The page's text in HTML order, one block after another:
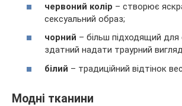
червоний колір – створює
сексуальний образ;
чорний – більш підходящий для
здатний надати траурний
білий – традиційний відтінок
Модні тканини